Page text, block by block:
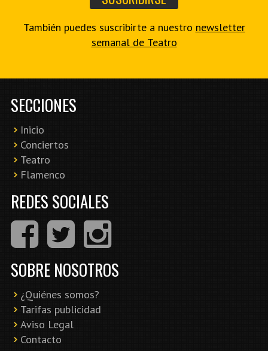
También puedes suscribirte a nuestro newsletter
semanal de Teatro
SECCIONES
Inicio
Conciertos
Teatro
Flamenco
REDES SOCIALES
SOBRE NOSOTROS
¿Quiénes somos?
Tarifas publicidad
Aviso Legal
Contacto